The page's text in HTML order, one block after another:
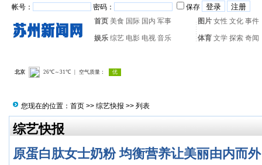
帐号： 密码：
保存
首页 美食 国际 国内 军事 图片 女性 文化 事件
娱乐 综艺 电影 电视 音乐 体育 文学 探索 奇闻
您现在的位置： 首页 >> 综艺快报 >> 列表
综艺快报
原蛋白肽女士奶粉 均衡营养让美丽由内而外